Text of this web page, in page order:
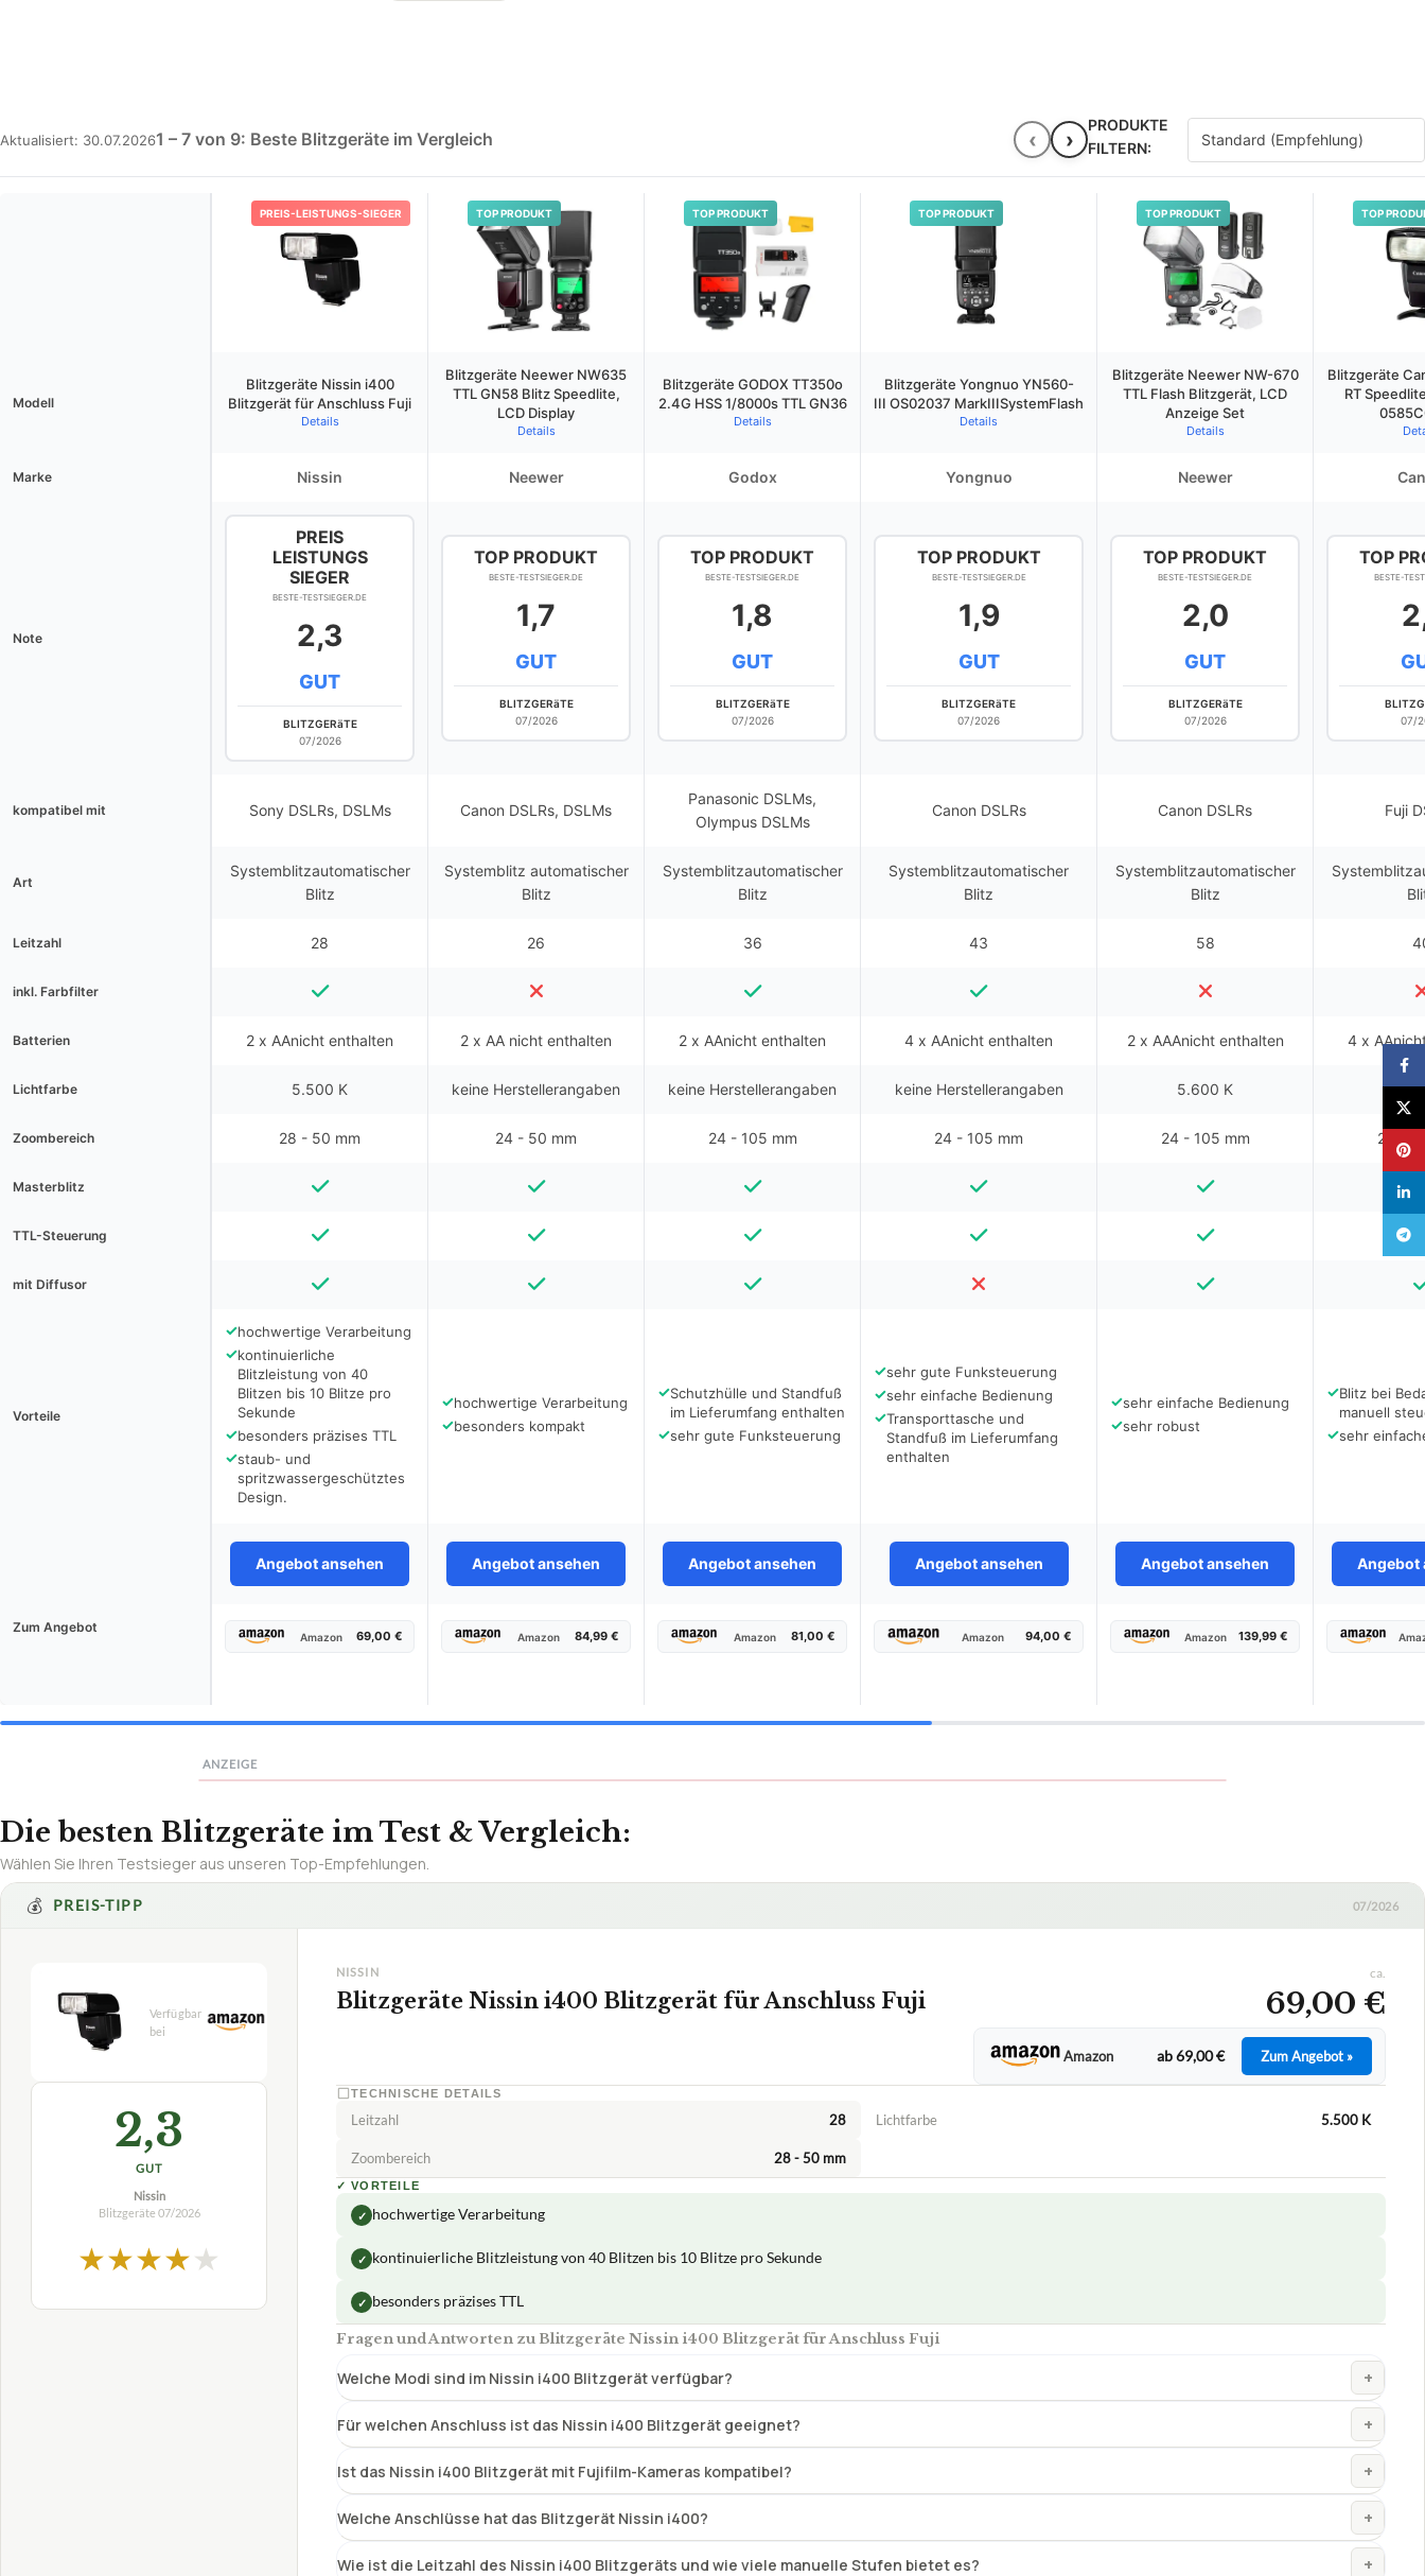
Aktualisiert: 30.07.20261 – 7 von 9: Beste Blitzgeräte im Vergleich ‹ ›
PRODUKTE
FILTERN:
PREIS-LEISTUNGS-SIEGER TOP PRODUKT TOP PRODUKT TOP PRODUKT TOP PRODUKT TOP
Modell
Blitzgeräte Nissin i400
Blitzgerät für Anschluss Fuji
Details
Blitzgeräte Neewer NW635
TTL GN58 Blitz Speedlite,
LCD Display
Details
Blitzgeräte GODOX TT350o
2.4G HSS 1/8000s TTL GN36
Details
Blitzgeräte Yongnuo YN560-
III OS02037 MarkIIISystemFlash
Details
Blitzgeräte Neewer NW-670
TTL Flash Blitzgerät, LCD
Anzeige Set
Details
Blitzgeräte
RT
Marke Nissin Neewer Godox Yongnuo Neewer
Note
PREIS
LEISTUNGS
SIEGER
BESTE-TESTSIEGER.DE
2,3
GUT
BLITZGERäTE
07/2026
TOP PRODUKT
BESTE-TESTSIEGER.DE
1,7
GUT
BLITZGERäTE
07/2026
TOP PRODUKT
BESTE-TESTSIEGER.DE
1,8
GUT
BLITZGERäTE
07/2026
TOP PRODUKT
BESTE-TESTSIEGER.DE
1,9
GUT
BLITZGERäTE
07/2026
TOP PRODUKT
BESTE-TESTSIEGER.DE
2,0
GUT
BLITZGERäTE
07/2026
TOP
BESTE-
07/
kompatibel mit Sony DSLRs, DSLMs Canon DSLRs, DSLMs
Panasonic DSLMs,
Olympus DSLMs
Canon DSLRs Canon DSLRs Fuji
Art
Systemblitzautomatischer
Blitz
Systemblitz automatischer
Blitz
Systemblitzautomatischer
Blitz
Systemblitzautomatischer
Blitz
Systemblitzautomatischer
Blitz
Leitzahl 28 26 36 43 58
inkl. Farbfilter
Batterien 2 x AAnicht enthalten 2 x AA nicht enthalten 2 x AAnicht enthalten 4 x AAnicht enthalten 2 x AAAnicht enthalten 4 x
Lichtfarbe 5.500 K keine Herstellerangaben keine Herstellerangaben keine Herstellerangaben 5.600 K
Zoombereich 28 - 50 mm 24 - 50 mm 24 - 105 mm 24 - 105 mm 24 - 105 mm 24 -
Masterblitz
TTL-Steuerung
mit Diffusor
Vorteile
✓hochwertige Verarbeitung
✓kontinuierliche
Blitzleistung von 40
Blitzen bis 10 Blitze pro
Sekunde
✓besonders präzises TTL
✓staub- und
spritzwassergeschütztes
Design.
✓hochwertige Verarbeitung
✓besonders kompakt
✓Schutzhülle und Standfuß
im Lieferumfang enthalten
✓sehr gute Funksteuerung
✓sehr gute Funksteuerung
✓sehr einfache Bedienung
✓Transporttasche und
Standfuß im Lieferumfang
enthalten
✓sehr einfache Bedienung
✓sehr robust
✓Blitz bei
manuell
✓sehr
Angebot ansehen Angebot ansehen Angebot ansehen Angebot ansehen Angebot ansehen Angebot
Zum Angebot
Amazon 69,00 € Amazon 84,99 € Amazon 81,00 € Amazon 94,00 € Amazon 139,99 €
ANZEIGE
Rechnungen erstellen –
PDF-Download
✓ PDF in 60 Sek.
12 SPRACHEN
English (US) English (UK)
Die besten Blitzgeräte im Test & Vergleich:
Wählen Sie Ihren Testsieger aus unseren Top-Empfehlungen.
💰 PREIS-TIPP 07/2026
2,3
GUT
Nissin
Blitzgeräte 07/2026
★★★★★
NISSIN
Blitzgeräte Nissin i400 Blitzgerät für Anschluss Fuji
ca.
69,00 €
Amazon ab 69,00 € Zum Angebot »
TECHNISCHE DETAILS
Leitzahl 28 Lichtfarbe 5.500 K
Zoombereich 28 - 50 mm
✓ VORTEILE
✓ hochwertige Verarbeitung
✓ kontinuierliche Blitzleistung von 40 Blitzen bis 10 Blitze pro Sekunde
✓ besonders präzises TTL
Fragen und Antworten zu Blitzgeräte Nissin i400 Blitzgerät für Anschluss Fuji
Welche Modi sind im Nissin i400 Blitzgerät verfügbar? +
Für welchen Anschluss ist das Nissin i400 Blitzgerät geeignet? +
Ist das Nissin i400 Blitzgerät mit Fujifilm-Kameras kompatibel? +
Welche Anschlüsse hat das Blitzgerät Nissin i400? +
Wie ist die Leitzahl des Nissin i400 Blitzgeräts und wie viele manuelle Stufen bietet es? +